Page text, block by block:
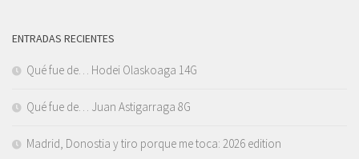
ENTRADAS RECIENTES
Qué fue de… Hodei Olaskoaga 14G
Qué fue de… Juan Astigarraga 8G
Madrid, Donostia y tiro porque me toca: 2026 edition